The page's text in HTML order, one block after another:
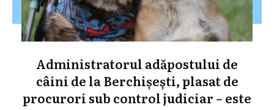
Administratorul adăpostului de
câini de la Berchișești, plasat de
procurori sub control judiciar – este